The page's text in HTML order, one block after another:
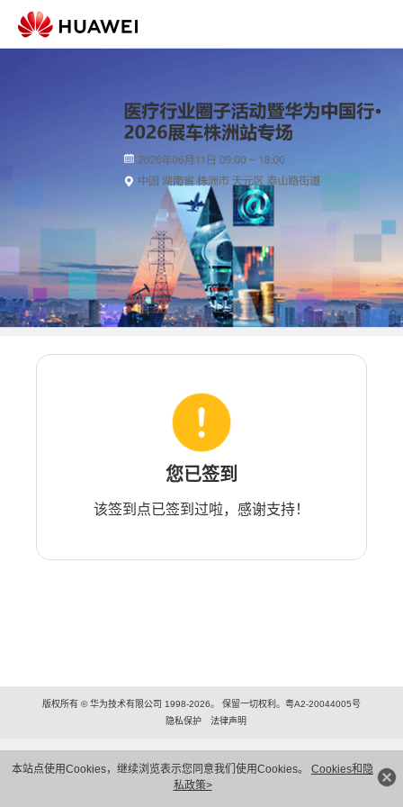
本站点使用Cookies，继续浏览表示您同意我们使用Cookies。 Cookies和隐
私政策>
您已签到
该签到点已签到过啦，感谢支持！
版权所有 © 华为技术有限公司 1998-2026。 保留一切权利。粤A2-20044005号
隐私保护
法律声明